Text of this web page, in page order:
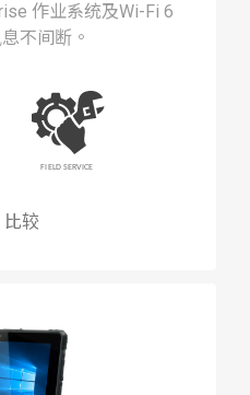
作业系统及Wi-Fi 6
不间断。
比较